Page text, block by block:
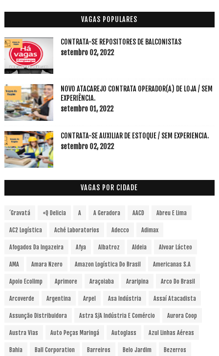
VAGAS POPULARES
CONTRATA-SE REPOSITORES DE BALCONISTAS
setembro 02, 2022
NOVO ATACAREJO CONTRATA OPERADOR(A) DE LOJA / SEM
EXPERIÊNCIA.
setembro 01, 2022
CONTRATA-SE AUXILIAR DE ESTOQUE / SEM EXPERIENCIA.
setembro 02, 2022
VAGAS POR CIDADE
´Gravatá +Q Delicia A A Geradora AACD Abreu E Lima
AC2 Logística Aché Laboratorios Adecco Adimax
Afogados Da Ingazeira Afya Albatroz Aldeia Alvoar Lácteo
AMA Amara Nzero Amazon Logística Do Brasil Americanas S.A
Apoio Ecolimp Aprimore Araçoiaba Araripina Arco Do Brasil
Arcoverde Argentina Arpel Asa Indústria Assaí Atacadista
Assunção Distribuidora Astra S/A Indústria E Comércio Aurora Coop
Austra Vias Auto Peças Maringá Autoglass Azul Linhas Aéreas
Bahia Ball Corporation Barreiros Belo Jardim Bezerros